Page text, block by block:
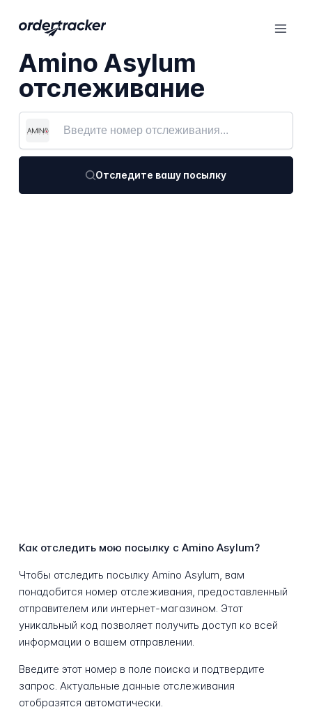
Amino Asylum
отслеживание
Отследите вашу посылку
Как отследить мою посылку с Amino Asylum?
Чтобы отследить посылку Amino Asylum, вам
понадобится номер отслеживания, предоставленный
отправителем или интернет-магазином. Этот
уникальный код позволяет получить доступ ко всей
информации о вашем отправлении.
Введите этот номер в поле поиска и подтвердите
запрос. Актуальные данные отслеживания
отобразятся автоматически.